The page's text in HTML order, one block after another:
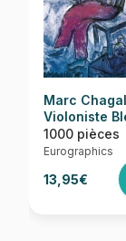
Marc
Violoniste
1000 pièces
Eurographics
13,95€